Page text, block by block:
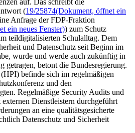
(19/25874(Dokument, öffnet ein
Anfrage der FDP-Fraktion
ein neues Fenster)) zum Schutz
teildigitalisierten Schulalltag. Dem
und Datenschutz seit Beginn im
wurde und werde auch zukünftig in
getragen, betont die Bundesregierung.
befinde sich im regelmäßigen
und den
Regelmäßige Security Audits und
Dienstleistern durchgeführt
an eine qualitätsgesicherte
Datenschutz und Sicherheit